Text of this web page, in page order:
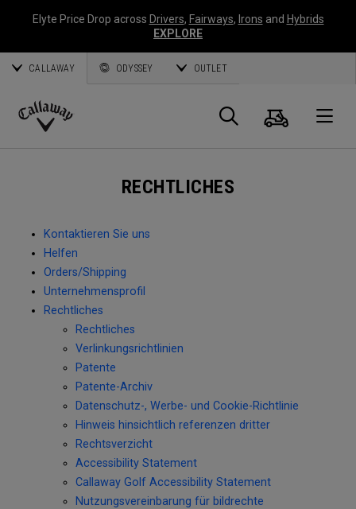
Elyte Price Drop across Drivers, Fairways, Irons and Hybrids
EXPLORE
CALLAWAY ODYSSEY OUTLET
Callaway
Suche
RECHTLICHES
Kontaktieren Sie uns
Helfen
Orders/Shipping
Unternehmensprofil
Rechtliches
Rechtliches
Verlinkungsrichtlinien
Patente
Patente-Archiv
Datenschutz-, Werbe- und Cookie-Richtlinie
Hinweis hinsichtlich referenzen dritter
Rechtsverzicht
Accessibility Statement
Callaway Golf Accessibility Statement
Nutzungsvereinbarung für bildrechte